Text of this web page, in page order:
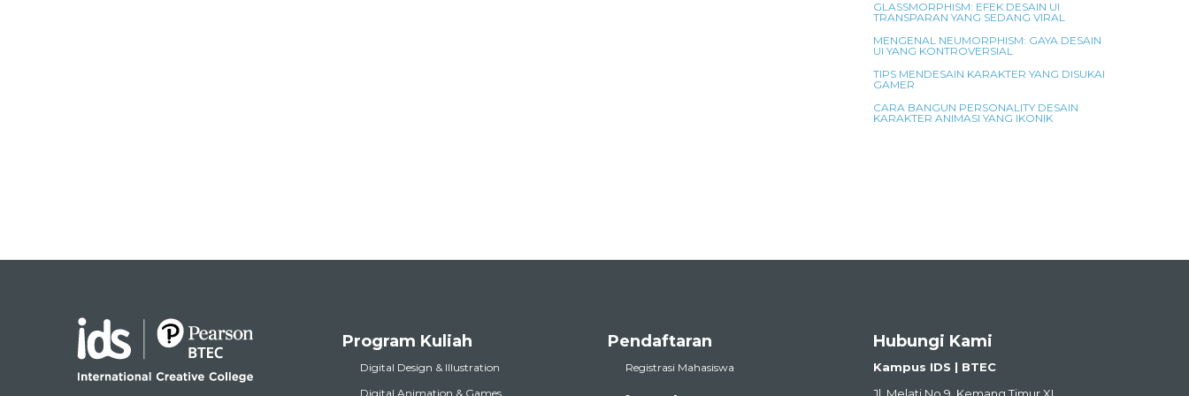
GLASSMORPHISM: EFEK DESAIN UI
TRANSPARAN YANG SEDANG VIRAL
MENGENAL NEUMORPHISM: GAYA DESAIN
UI YANG KONTROVERSIAL
TIPS MENDESAIN KARAKTER YANG DISUKAI
GAMER
CARA BANGUN PERSONALITY DESAIN
KARAKTER ANIMASI YANG IKONIK
Program Kuliah
Digital Design & Illustration
Digital Animation & Games
Pendaftaran
Registrasi Mahasiswa
Hubungi Kami
Kampus IDS | BTEC
Jl. Melati No.9, Kemang Timur XI,